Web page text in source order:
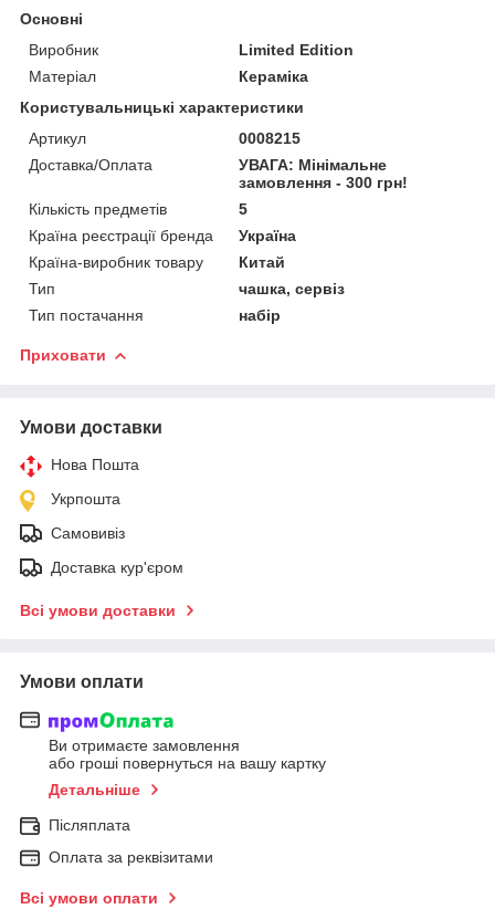
Основні
Виробник
Limited Edition
Матеріал
Кераміка
Користувальницькі характеристики
Артикул
0008215
Доставка/Оплата
УВАГА: Мінімальне
замовлення - 300 грн!
Кількість предметів
5
Країна реєстрації бренда
Україна
Країна-виробник товару
Китай
Тип
чашка, сервіз
Тип постачання
набір
Приховати
Умови доставки
Нова Пошта
Укрпошта
Самовивіз
Доставка кур'єром
Всі умови доставки
Умови оплати
Ви отримаєте замовлення
або гроші повернуться на вашу картку
Детальніше
Післяплата
Оплата за реквізитами
Всі умови оплати